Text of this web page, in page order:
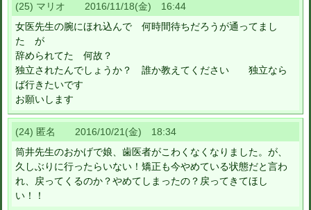
(25) マリオ 2016/11/18(金) 16:44
女医先生の腕にほれ込んで 何時間待ちだろうが通ってまし
た が
辞められてた 何故？
独立されたんでしょうか？ 誰か教えてください 独立なら
ば行きたいです
お願いします
(24) 匿名 2016/10/21(金) 18:34
筒井先生のおかげで娘、歯医者がこわくなくなりました。が、
久しぶりに行ったらいない！矯正も今やめている状態だと言わ
れ、戻ってくるのか？やめてしまったの？戻ってきてほし
い！！